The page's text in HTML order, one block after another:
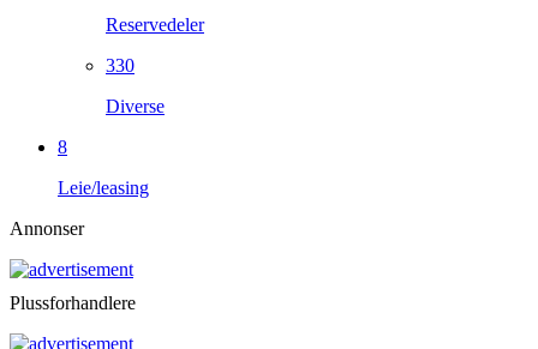
Reservedeler
330
Diverse
8
Leie/leasing
Annonser
Plussforhandlere